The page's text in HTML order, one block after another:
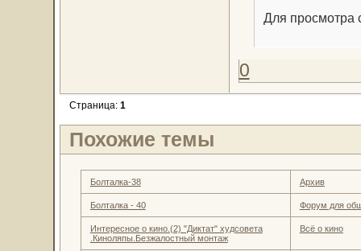
Для просмотра
0
Страница: 1
Похожие темы
Болталка-38 Архив
Болталка - 40 Форум для
Интересное о кино.(2) "Диктат" худсовета
.Киноляпы.Безжалостный монтаж
Всё о кино